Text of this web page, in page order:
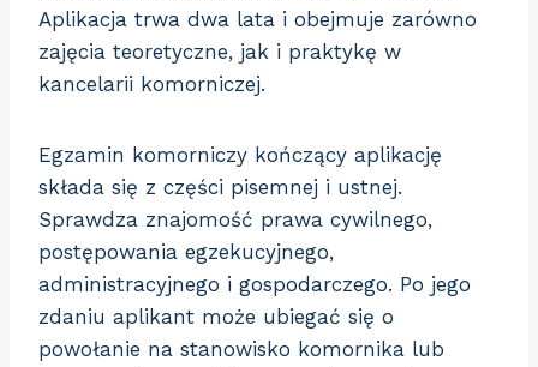
Aplikacja trwa dwa lata i obejmuje zarówno
zajęcia teoretyczne, jak i praktykę w
kancelarii komorniczej.
Egzamin komorniczy kończący aplikację
składa się z części pisemnej i ustnej.
Sprawdza znajomość prawa cywilnego,
postępowania egzekucyjnego,
administracyjnego i gospodarczego. Po jego
zdaniu aplikant może ubiegać się o
powołanie na stanowisko komornika lub